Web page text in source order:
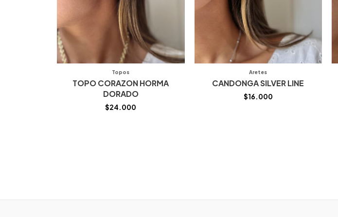
Topos
TOPO CORAZON HORMA
DORADO
$24.000
Aretes
CANDONGA SILVER LINE
$16.000